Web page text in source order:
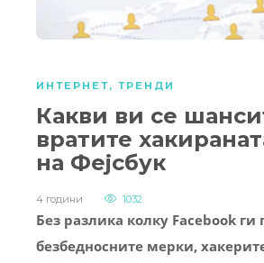
ИНТЕРНЕТ, ТРЕНДИ
Какви ви се
вратите
на Фејсбук
4 години 1032
Без разлика колку Facebook ги
безбедносните мерки,